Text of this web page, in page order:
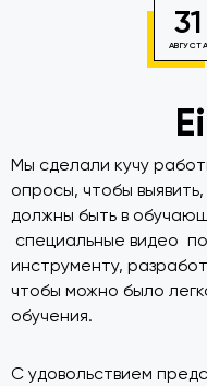
31
АВГУСТА
Мы сделали кучу
опросы, чтобы
должны быть в
специальные видео
инструменту,
чтобы можно было
обучения.
С удовольствием